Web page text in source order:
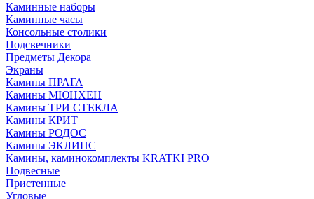
Каминные наборы
Каминные часы
Консольные столики
Подсвечники
Предметы Декора
Экраны
Камины ПРАГА
Камины МЮНХЕН
Камины ТРИ СТЕКЛА
Камины КРИТ
Камины РОДОС
Камины ЭКЛИПС
Камины, каминокомплекты KRATKI PRO
Подвесные
Пристенные
Угловые